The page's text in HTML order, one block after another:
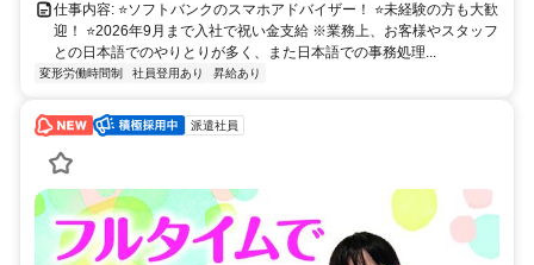
仕事内容: ⭐️ソフトバンクのスマホアドバイザー！ ⭐️未経験の方も大歓
迎！ ⭐️2026年9月まで入社で祝い金支給 ※業務上、お客様やスタッフ
との日本語でのやりとりが多く、また日本語での事務処理...
変形労働時間制 社員登用あり 昇給あり
派遣社員